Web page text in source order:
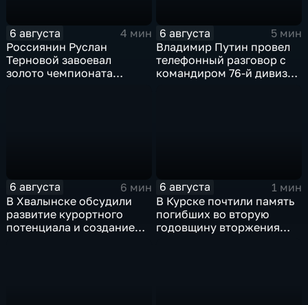
6 августа
4 мин
Россиянин Руслан
Терновой завоевал
золото чемпионата
6 августа
5 мин
Владимир Путин провел
телефонный разговор с
командиром 76-й дивизии
6 августа
6 мин
В Хвалынске обсудили
развитие курортного
потенциала и создание
6 августа
1 мин
В Курске почтили память
погибших во вторую
годовщину вторжения